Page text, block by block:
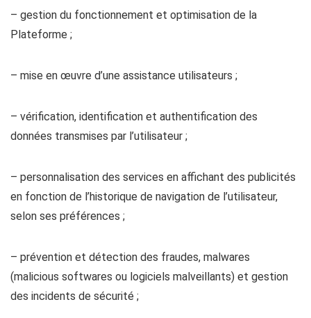
– gestion du fonctionnement et optimisation de la
Plateforme ;
– mise en œuvre d’une assistance utilisateurs ;
– vérification, identification et authentification des
données transmises par l’utilisateur ;
– personnalisation des services en affichant des publicités
en fonction de l’historique de navigation de l’utilisateur,
selon ses préférences ;
– prévention et détection des fraudes, malwares
(malicious softwares ou logiciels malveillants) et gestion
des incidents de sécurité ;